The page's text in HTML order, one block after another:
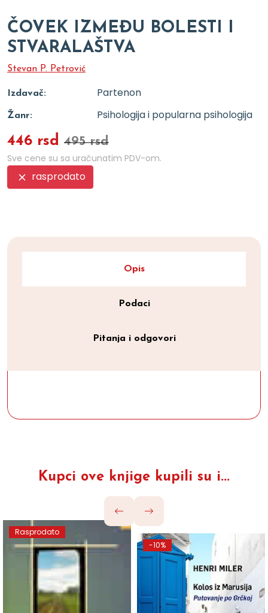
ČOVEK IZMEĐU BOLESTI I
STVARALAŠTVA
Stevan P. Petrović
Izdavač: Partenon
Žanr: Psihologija i popularna psihologija
446 rsd 495 rsd
Sve cene su sa uračunatim PDV-om.
rasprodato
Opis
Podaci
Pitanja i odgovori
Kupci ove knjige kupili su i...
Rasprodato
-10%